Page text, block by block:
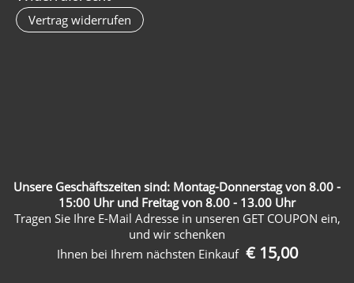
Vertrag widerrufen
Unsere Geschäftszeiten sind: Montag-Donnerstag von 8.00 -
15:00 Uhr und Freitag von 8.00 - 13.00 Uhr
Tragen Sie Ihre E-Mail Adresse in unseren GET COUPON ein,
und wir schenken
Ihnen bei Ihrem nächsten Einkauf € 15,00